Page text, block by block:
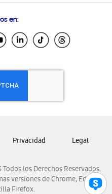
Salvador
en:
los Derechos Reservados.
versiones de Chrome, Edge,
Firefox.
Privacidad Legal